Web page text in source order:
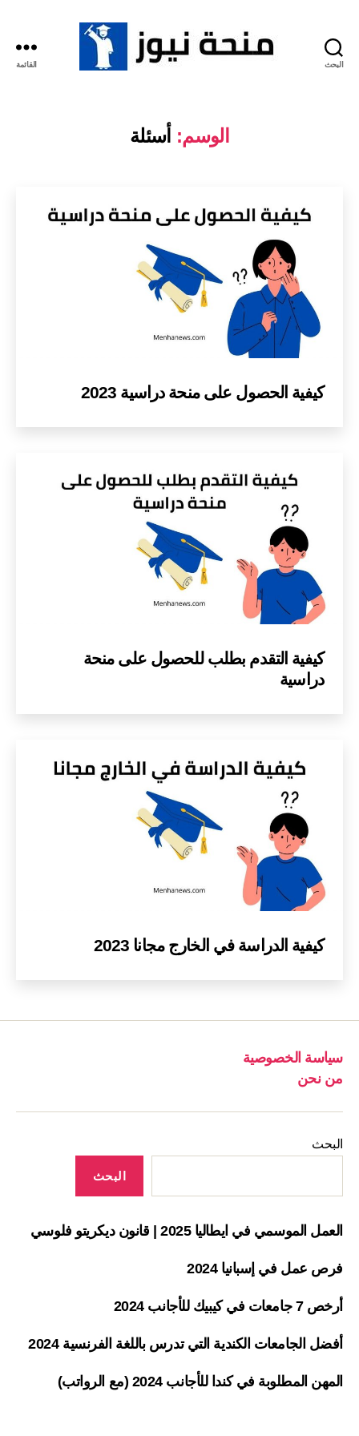
البحث القائمة
الوسم: أسئلة
كيفية الحصول على منحة دراسية 2023
كيفية التقدم بطلب للحصول على منحة
دراسية
كيفية الدراسة في الخارج مجانا 2023
سياسة الخصوصية
من نحن
البحث
البحث
العمل الموسمي في ايطاليا 2025 | قانون ديكريتو فلوسي
فرص عمل في إسبانيا 2024
أرخص 7 جامعات في كيبيك للأجانب 2024
أفضل الجامعات الكندية التي تدرس باللغة الفرنسية 2024
المهن المطلوبة في كندا للأجانب 2024 (مع الرواتب)